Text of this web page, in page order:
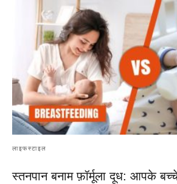
लाइफस्टाइल
स्तनपान बनाम फ़ॉर्मूला दूध: आपके